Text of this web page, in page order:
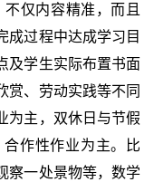
仅内容精准，而且
成过程中达成学习目
及学生实际布置书面
赏、劳动实践等不同
为主，双休日与节假
作性作业为主。比
察一处景物等，数学